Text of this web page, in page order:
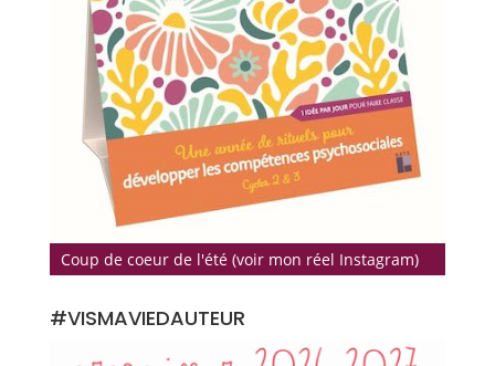
Coup de coeur de l'été (voir mon réel Instagram)
#VISMAVIEDAUTEUR